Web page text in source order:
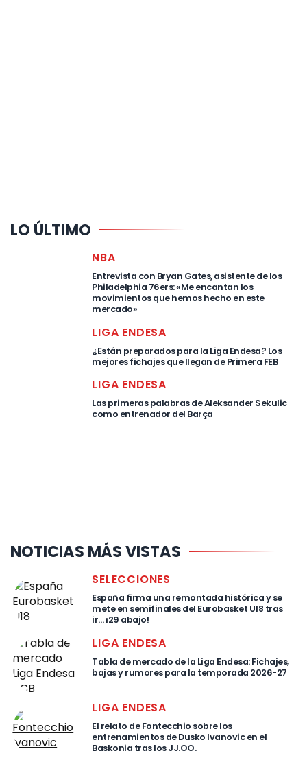
LO ÚLTIMO
NBA
Entrevista con Bryan Gates, asistente de los
Philadelphia 76ers: «Me encantan los
movimientos que hemos hecho en este
mercado»
LIGA ENDESA
¿Están preparados para la Liga Endesa? Los
mejores fichajes que llegan de Primera FEB
LIGA ENDESA
Las primeras palabras de Aleksander Sekulic
como entrenador del Barça
NOTICIAS MÁS VISTAS
SELECCIONES
España firma una remontada histórica y se
mete en semifinales del Eurobasket U18 tras
ir… ¡29 abajo!
LIGA ENDESA
Tabla de mercado de la Liga Endesa: Fichajes,
bajas y rumores para la temporada 2026-27
LIGA ENDESA
El relato de Fontecchio sobre los
entrenamientos de Dusko Ivanovic en el
Baskonia tras los JJ.OO.